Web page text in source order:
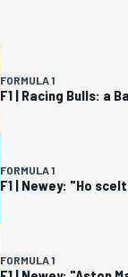
FORMULA 1
F1 | Racing Bulls: a
FORMULA 1
F1 | Newey: "Ho
FORMULA 1